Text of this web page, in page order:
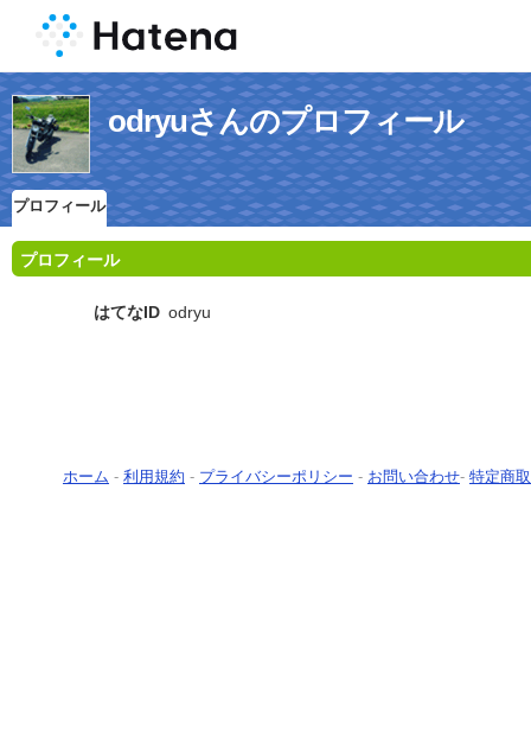
odryuさんのプロフィール
プロフィール
プロフィール
はてなID odryu
ホーム - 利用規約 - プライバシーポリシー - お問い合わせ- 特定商